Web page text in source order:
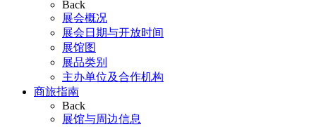
Back
展会概况
展会日期与开放时间
展馆图
展品类别
主办单位及合作机构
商旅指南
Back
展馆与周边信息